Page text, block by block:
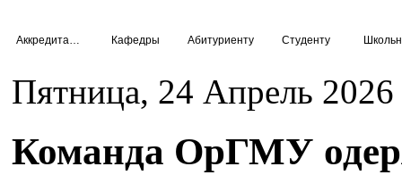
Кафедры Абитуриенту Студенту
Пятница, 24 Апрель
Команда ОрГМУ